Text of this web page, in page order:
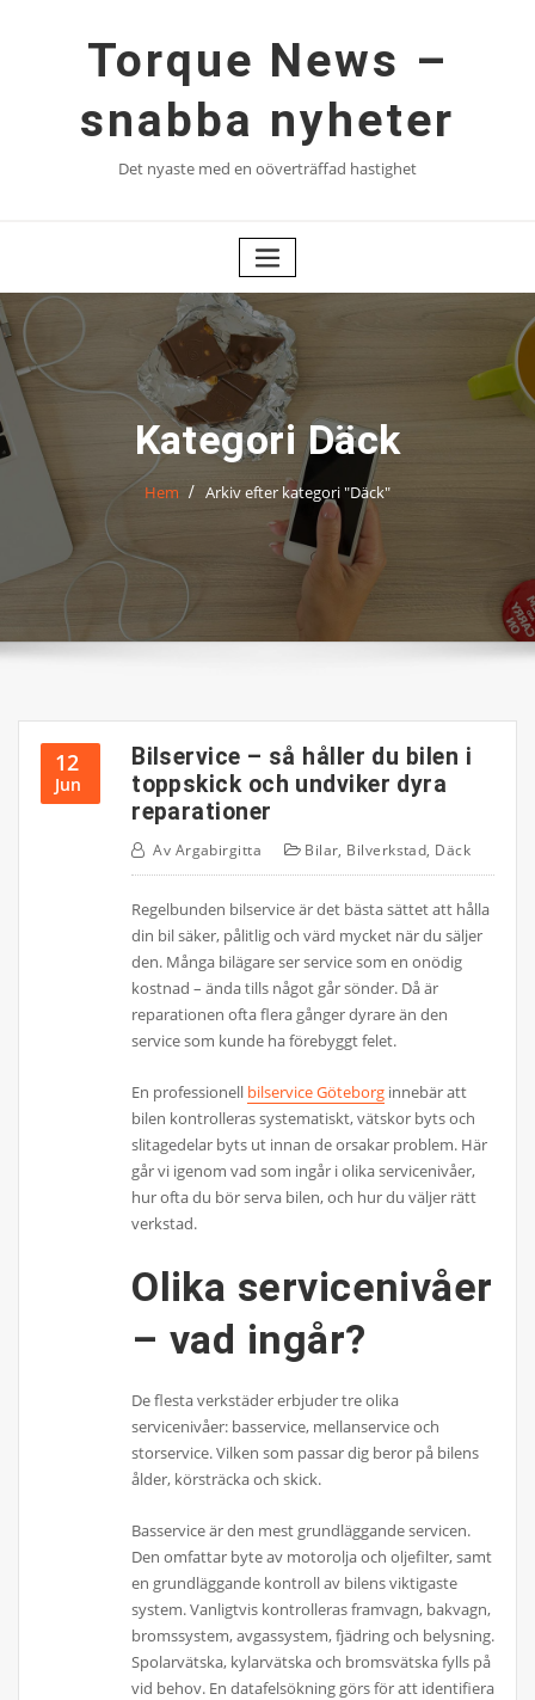
Torque News –
snabba nyheter
Det nyaste med en oöverträffad hastighet
Kategori Däck
Hem Arkiv efter kategori "Däck"
12
Jun
Bilservice – så håller du bilen i
toppskick och undviker dyra
reparationer
Av Argabirgitta Bilar, Bilverkstad, Däck
Regelbunden bilservice är det bästa sättet att hålla
din bil säker, pålitlig och värd mycket när du säljer
den. Många bilägare ser service som en onödig
kostnad – ända tills något går sönder. Då är
reparationen ofta flera gånger dyrare än den
service som kunde ha förebyggt felet.
En professionell bilservice Göteborg innebär att
bilen kontrolleras systematiskt, vätskor byts och
slitagedelar byts ut innan de orsakar problem. Här
går vi igenom vad som ingår i olika servicenivåer,
hur ofta du bör serva bilen, och hur du väljer rätt
verkstad.
Olika servicenivåer
– vad ingår?
De flesta verkstäder erbjuder tre olika
servicenivåer: basservice, mellanservice och
storservice. Vilken som passar dig beror på bilens
ålder, körsträcka och skick.
Basservice är den mest grundläggande servicen.
Den omfattar byte av motorolja och oljefilter, samt
en grundläggande kontroll av bilens viktigaste
system. Vanligtvis kontrolleras framvagn, bakvagn,
bromssystem, avgassystem, fjädring och belysning.
Spolarvätska, kylarvätska och bromsvätska fylls på
vid behov. En datafelsökning görs för att identifiera